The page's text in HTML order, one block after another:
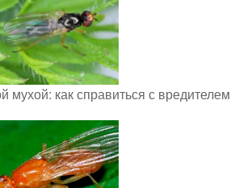
мухой: как справиться с вредителем